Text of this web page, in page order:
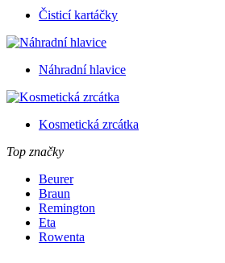
Čisticí kartáčky
Náhradní hlavice
Kosmetická zrcátka
Top značky
Beurer
Braun
Remington
Eta
Rowenta